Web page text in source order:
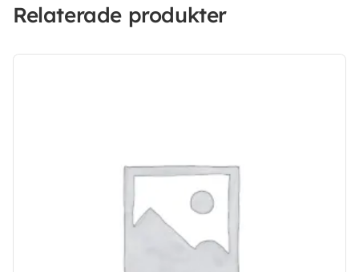
Relaterade produkter